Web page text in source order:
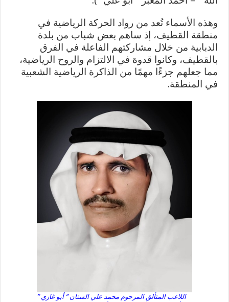
وهذه الأسماء تُعد من رواد الحركة الرياضية في
منطقة القطيف، إذ ساهم بعض شباب من بلدة
الدبابية من خلال مشاركتهم الفاعلة في الفرق
بالقطيف، وكانوا قدوة في الالتزام والروح الرياضية،
مما جعلهم جزءًا مهمًا من الذاكرة الرياضية الشعبية
في المنطقة.
اللاعب المتألق المرحوم محمد علي السنان ” أبو غازي ”